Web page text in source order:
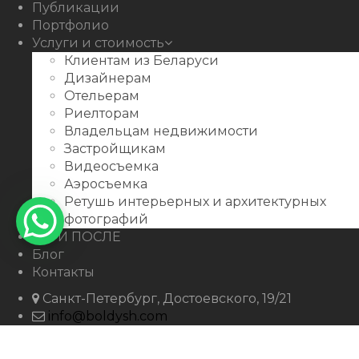
Публикации
Портфолио
Услуги и стоимость
Клиентам из Беларуси
Дизайнерам
Отельерам
Риелторам
Владельцам недвижимости
Застройщикам
Видеосъемка
Аэросъемка
Ретушь интерьерных и архитектурных
фотографий
ДО И ПОСЛЕ
Блог
Контакты
Санкт-Петербург, Достоевского, 19/21
info@boldysh.com